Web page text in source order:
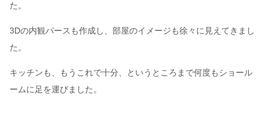
た。
3Dの内観パースも作成し、部屋のイメージも徐々に見えてきまし
た。
キッチンも、もうこれで十分、というところまで何度もショール
ームに足を運びました。